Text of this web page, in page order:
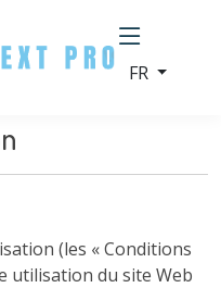
FR
(les « Conditions
utilisation du site Web